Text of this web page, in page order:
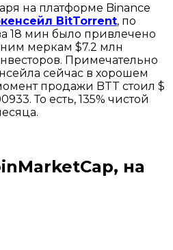
на платформе Binance
BitTorrent, по
18 мин было привлечено
меркам $7.2 млн
Примечательно
сейчас в хорошем
продажи BTT стоил $
То есть, 135% чистой
на